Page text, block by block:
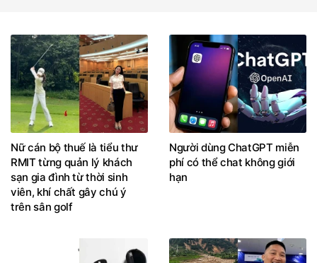
Nữ cán bộ thuế là tiểu thư
RMIT từng quản lý khách
sạn gia đình từ thời sinh
viên, khí chất gây chú ý
trên sân golf
Người dùng ChatGPT miễn
phí có thể chat không giới
hạn